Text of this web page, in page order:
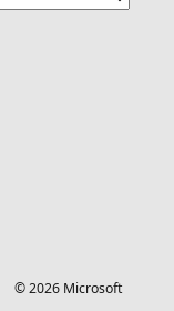
© 2026 Microsoft